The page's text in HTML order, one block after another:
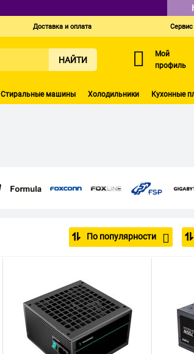
Доставка и оплата Сервис
НАЙТИ
Мой
профиль
Стиральные машины Холодильники Кухонные
По популярности